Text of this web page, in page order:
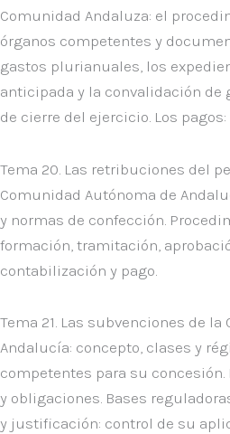
Comunidad Andaluza: el
órganos competentes y
gastos plurianuales, los
anticipada y la convalidación de
de cierre del ejercicio. Los
Tema 20. Las retribuciones del
Comunidad Autónoma de
y normas de confección.
formación, tramitación,
contabilización y pago.
Tema 21. Las subvenciones de
Andalucía: concepto, clases y
competentes para su
y obligaciones. Bases
y justificación: control de su